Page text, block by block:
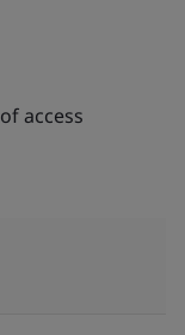
access